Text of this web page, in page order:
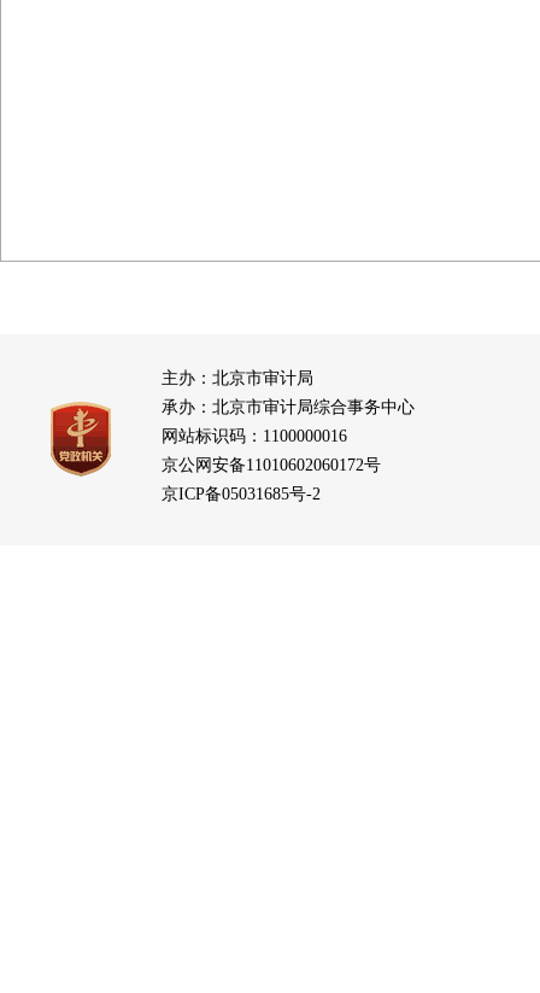
主办：北京市审计局
承办：北京市审计局综合事务中心
网站标识码：1100000016
京公网安备11010602060172号
京ICP备05031685号-2